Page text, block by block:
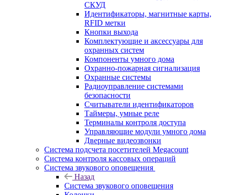
СКУД
Идентификаторы, магнитные карты,
RFID метки
Кнопки выхода
Комплектующие и аксессуары для
охранных систем
Компоненты умного дома
Охранно-пожарная сигнализация
Охранные системы
Радиоуправление системами
безопасности
Считыватели идентификаторов
Таймеры, умные реле
Терминалы контроля доступа
Управляющие модули умного дома
Дверные видеозвонки
Система подсчета посетителей Megacount
Система контроля кассовых операций
Система звукового оповещения
Назад
Система звукового оповещения